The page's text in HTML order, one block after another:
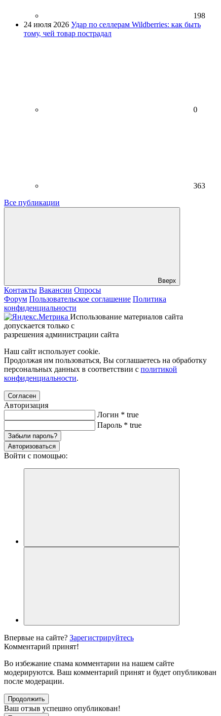
198
24 июля 2026 Удар по селлерам Wildberries: как быть
тому, чей товар пострадал
0
363
Все публикации
Вверх
Контакты Вакансии Опросы
Форум Пользовательское соглашение Политика
конфиденциальности
Использование материалов сайта
допускается только с
разрешения администрации сайта
Наш сайт использует cookie.
Продолжая им пользоваться, Вы соглашаетесь на обработку
персональных данных в соответствии с политикой
конфиденциальности.
Согласен
Авторизация
Логин * true
Пароль * true
Забыли пароль?
Авторизоваться
Войти с помощью:
Впервые на сайте? Зарегистрируйтесь
Комментарий принят!
Во избежание спама комментарии на нашем сайте
модерируются. Ваш комментарий принят и будет опубликован
после модерации.
Продолжить
Ваш отзыв успешно опубликован!